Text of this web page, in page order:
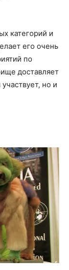
категорий и
его очень
по
доставляет
но и